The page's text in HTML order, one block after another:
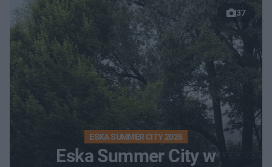
37
ESKA SUMMER CITY 2026
Eska Summer City w